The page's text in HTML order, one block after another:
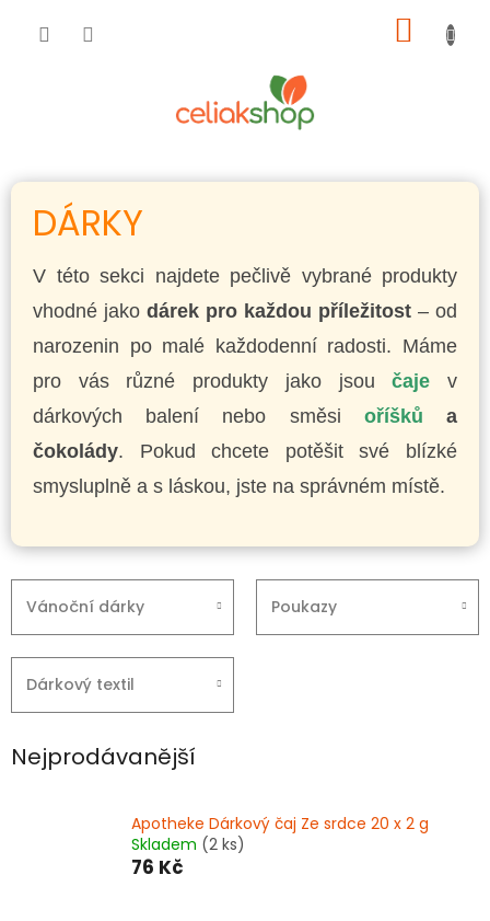
KOŠÍK
DÁRKY
V této sekci najdete pečlivě vybrané produkty
vhodné jako dárek pro každou příležitost – od
narozenin po malé každodenní radosti. Máme
pro vás různé produkty jako jsoučaje
v
dárkových balení nebo směsi oříškůa
čokolády. Pokud chcete potěšit své blízké
smysluplně a s láskou, jste na správném místě.
Vánoční dárky Poukazy
Dárkový textil
Nejprodávanější
Apotheke Dárkový čaj Ze srdce 20 x 2 g
Skladem (2 ks)
76 Kč